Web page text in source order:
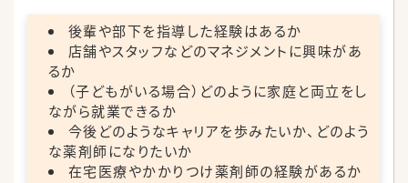
後輩や部下を指導した経験はあるか
店舗やスタッフなどのマネジメントに興味があ
るか
（子どもがいる場合）どのように家庭と両立をし
ながら就業できるか
今後どのようなキャリアを歩みたいか、どのよう
な薬剤師になりたいか
在宅医療やかかりつけ薬剤師の経験があるか